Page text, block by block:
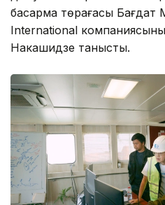
басқарма төрағасы
International
Накашидзе танысты.